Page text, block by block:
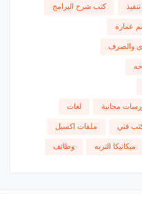
كتب شرح البرامج
عماره
والصرف
مجانية لغات
فني ملفات اكسيل
ميكانيكا التربه وظائف